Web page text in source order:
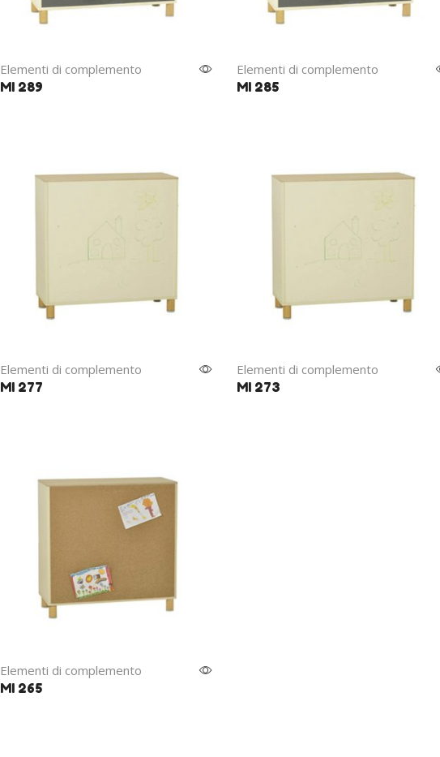
Elementi di complemento
MI 289
Elementi di complemento
MI 285
Elementi di complemento
MI 277
Elementi di complemento
MI 273
Elementi di complemento
MI 265